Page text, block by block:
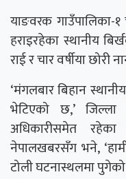
याङवरक गाउँपालिका-
हराइरहेका स्थानीय
राई र चार वर्षीया
‘मंगलबार बिहान
भेटिएको छ,’ जिल्ला
अधिकारीसमेत
नेपालखबरसँग भने,
टोली घटनास्थलमा